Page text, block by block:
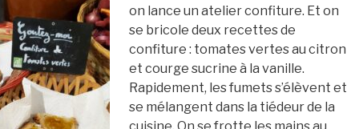
on lance un atelier confiture. Et on
se bricole deux recettes de
confiture : tomates vertes au citron
et courge sucrine à la vanille.
Rapidement, les fumets s’élèvent et
se mélangent dans la tiédeur de la